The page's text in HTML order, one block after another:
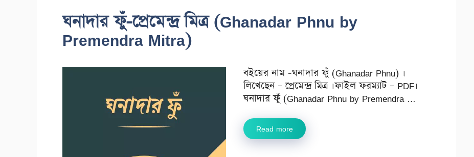
ঘনাদার ফুঁ-প্রেমেন্দ্র মিত্র (Ghanadar Phnu by
Premendra Mitra)
বইয়ের নাম -ঘনাদার ফুঁ (Ghanadar Phnu) ।
লিখেছেন – প্রেমেন্দ্র মিত্র ।ফাইল ফরম্যাট – PDF।
ঘনাদার ফুঁ (Ghanadar Phnu by Premendra …
Read more